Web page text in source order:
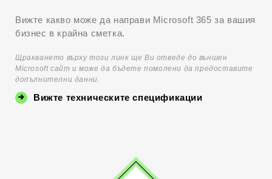
Вижте какво може да направи Microsoft 365 за вашия
бизнес в крайна сметка.
Щракването върху този линк ще Ви отведе до външен
Microsoft сайт и може да бъдете помолени да предоставите
допълнителни данни.
Вижте техническите спецификации